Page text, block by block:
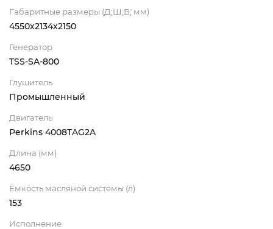
Габаритные размеры (Д;Ш;В; мм)
4550х2134х2150
Генератор
TSS-SA-800
Глушитель
Промышленный
Двигатель
Perkins 4008TAG2A
Длина (мм)
4650
Ёмкость масляной системы (л)
153
Исполнение